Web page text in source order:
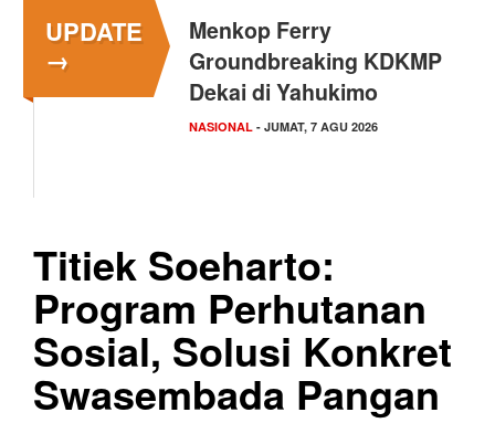
UPDATE
→
Menkop Ferry
Groundbreaking KDKMP
Dekai di Yahukimo
NASIONAL - JUMAT, 7 AGU 2026
Titiek Soeharto:
Program Perhutanan
Sosial, Solusi Konkret
Swasembada Pangan